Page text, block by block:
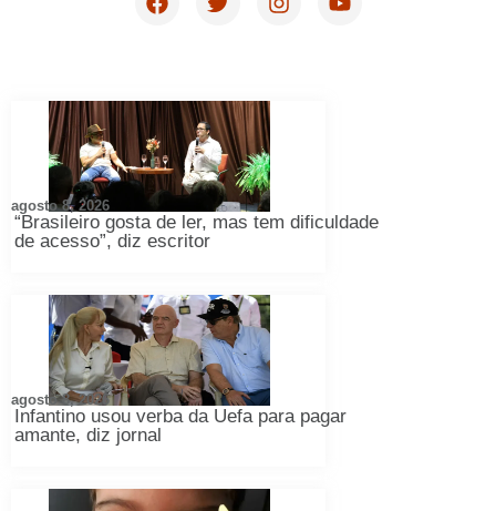
“Brasileiro gosta de ler, mas tem dificuldade
de acesso”, diz escritor
agosto 8, 2026
Infantino usou verba da Uefa para pagar
amante, diz jornal
agosto 8, 2026